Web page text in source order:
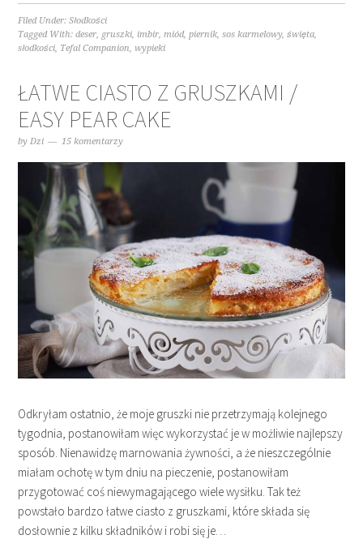
Filed Under:Słodkości
Tagged With:deser, gruszki, imbir,miód,piernik,sos karmelowy,święta,
słodkości, Tefal Companion,wypieki
ŁATWE CIASTO Z GRUSZKAMI /
EASY PEAR CAKE
byDzi 15 komentarzy
Odkryłam ostatnio, że moje gruszki nie przetrzymają kolejnego
tygodnia, postanowiłam więc wykorzystać je w możliwie najlepszy
sposób. Nienawidzę marnowania żywności, a że nieszczególnie
miałam ochotę w tym dniu na pieczenie, postanowiłam
przygotować coś niewymagającego wiele wysiłku. Tak też
powstało bardzo łatwe ciasto z gruszkami, które składa się
dosłownie z kilku składników i robi się je…